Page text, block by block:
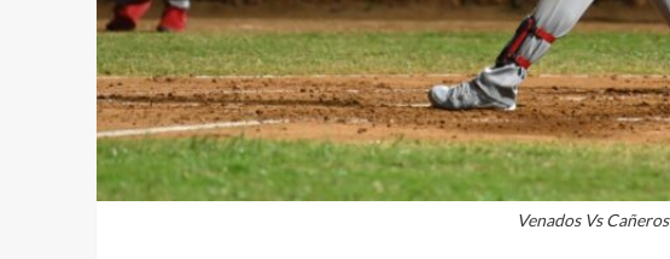
Venados Vs Cañeros